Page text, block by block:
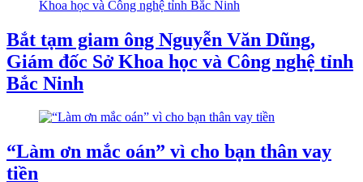
Bắt tạm giam ông Nguyễn Văn Dũng,
Giám đốc Sở Khoa học và Công nghệ tỉnh
Bắc Ninh
“Làm ơn mắc oán” vì cho bạn thân vay
tiền